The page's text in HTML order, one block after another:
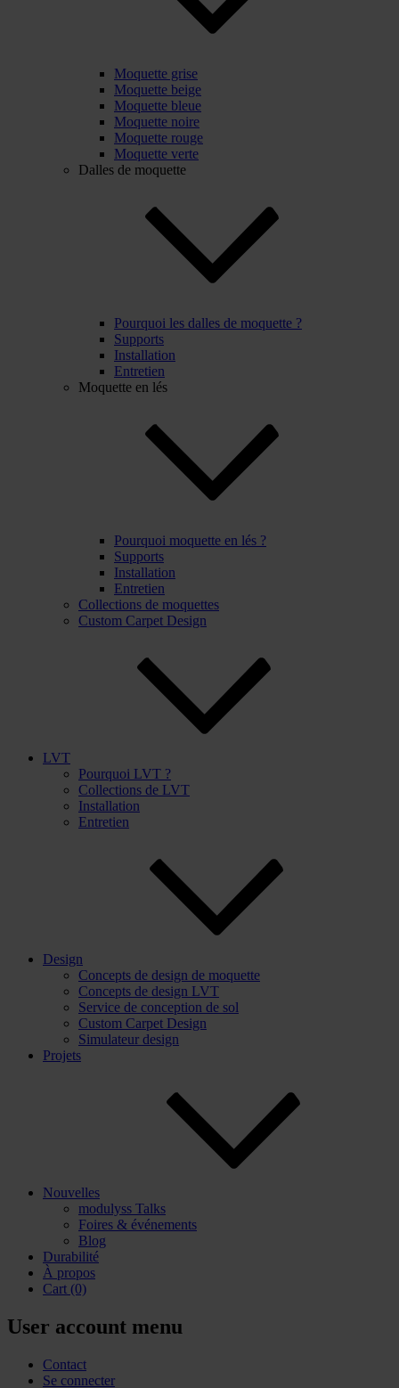
Moquette grise
Moquette beige
Moquette bleue
Moquette noire
Moquette rouge
Moquette verte
Dalles de moquette
Pourquoi les dalles de moquette ?
Supports
Installation
Entretien
Moquette en lés
Pourquoi moquette en lés ?
Supports
Installation
Entretien
Collections de moquettes
Custom Carpet Design
LVT
Pourquoi LVT ?
Collections de LVT
Installation
Entretien
Design
Concepts de design de moquette
Concepts de design LVT
Service de conception de sol
Custom Carpet Design
Simulateur design
Projets
Nouvelles
modulyss Talks
Foires & événements
Blog
Durabilité
À propos
Cart (0)
User account menu
Contact
Se connecter